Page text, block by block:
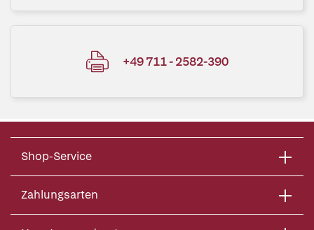
+49 711 - 2582-390
Shop-Service
Zahlungsarten